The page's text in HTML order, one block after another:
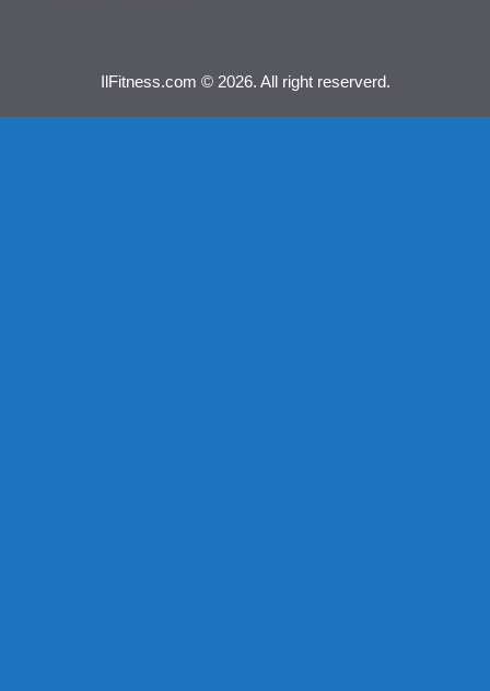
IlFitness.com © 2026. All right reserverd.